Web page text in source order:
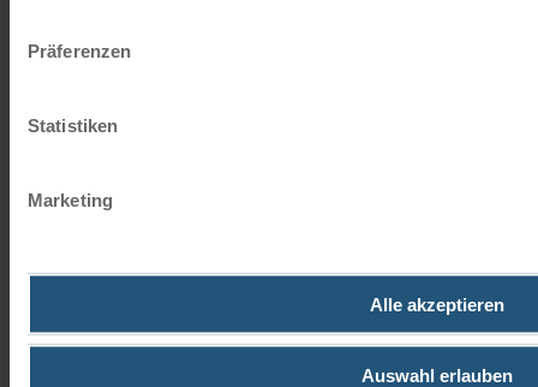
Präferenzen
Statistiken
Marketing
Alle akzeptieren
Auswahl erlauben
Faden der Reise auf
besonders schöne Weise. Was
unterwegs in Fachwerkorten,